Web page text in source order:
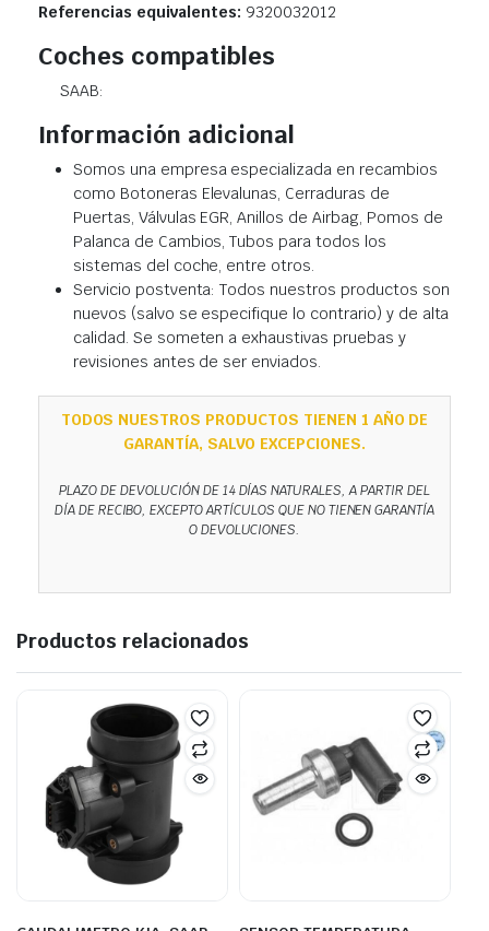
Referencias equivalentes: 9320032012
Coches compatibles
SAAB:
Información adicional
Somos una empresa especializada en recambios
como Botoneras Elevalunas, Cerraduras de
Puertas, Válvulas EGR, Anillos de Airbag, Pomos de
Palanca de Cambios, Tubos para todos los
sistemas del coche, entre otros.
Servicio postventa: Todos nuestros productos son
nuevos (salvo se especifique lo contrario) y de alta
calidad. Se someten a exhaustivas pruebas y
revisiones antes de ser enviados.
TODOS NUESTROS PRODUCTOS TIENEN 1 AÑO DE
GARANTÍA, SALVO EXCEPCIONES.
PLAZO DE DEVOLUCIÓN DE 14 DÍAS NATURALES, A PARTIR DEL
DÍA DE RECIBO, EXCEPTO ARTÍCULOS QUE NO TIENEN GARANTÍA
O DEVOLUCIONES.
Productos relacionados